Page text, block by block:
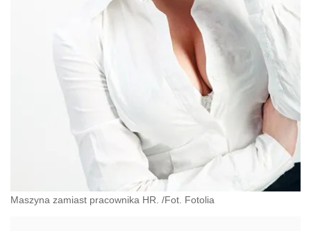
Maszyna zamiast pracownika HR. /Fot. Fotolia